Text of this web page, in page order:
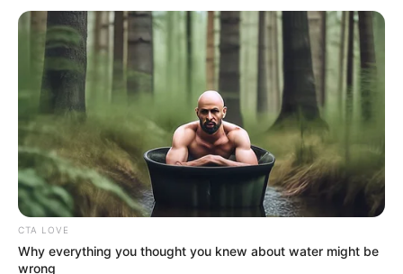
CTA LOVE
Why everything you thought you knew about water might be
wrong